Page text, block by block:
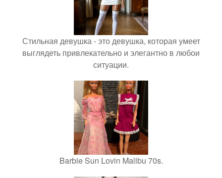
Стильная девушка - это девушка, которая умеет
выглядеть привлекательно и элегантно в любои
ситуации.
Barbie Sun Lovin Malibu 70s.